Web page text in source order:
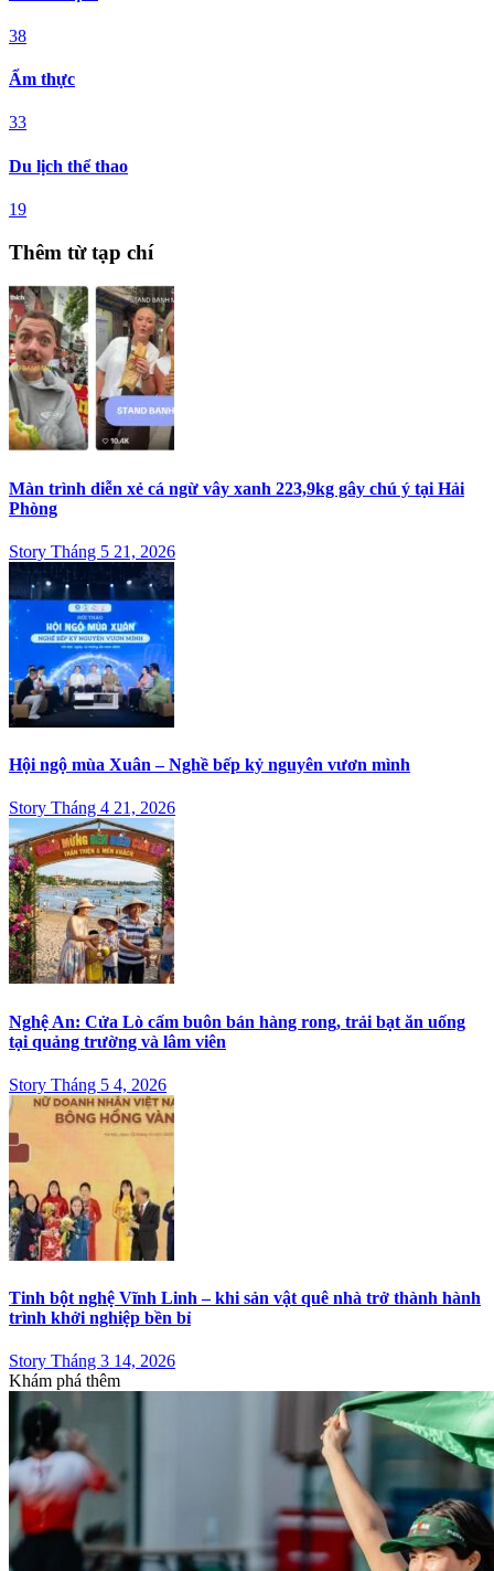
38
Ẩm thực
33
Du lịch thể thao
19
Thêm từ tạp chí
Màn trình diễn xẻ cá ngừ vây xanh 223,9kg gây chú ý tại Hải
Phòng
Story Tháng 5 21, 2026
Hội ngộ mùa Xuân – Nghề bếp kỷ nguyên vươn mình
Story Tháng 4 21, 2026
Nghệ An: Cửa Lò cấm buôn bán hàng rong, trải bạt ăn uống
tại quảng trường và lâm viên
Story Tháng 5 4, 2026
Tinh bột nghệ Vĩnh Linh – khi sản vật quê nhà trở thành hành
trình khởi nghiệp bền bỉ
Story Tháng 3 14, 2026
Khám phá thêm